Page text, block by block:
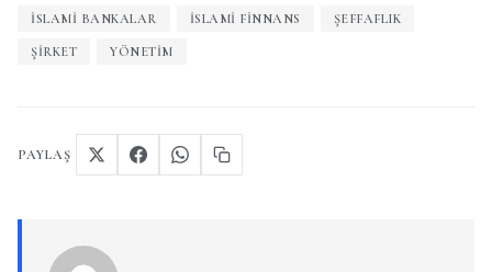
İSLAMI BANKALAR ISLAMI FINNANS ŞEFFAFLIK
ŞIRKET YÖNETIM
PAYLAŞ